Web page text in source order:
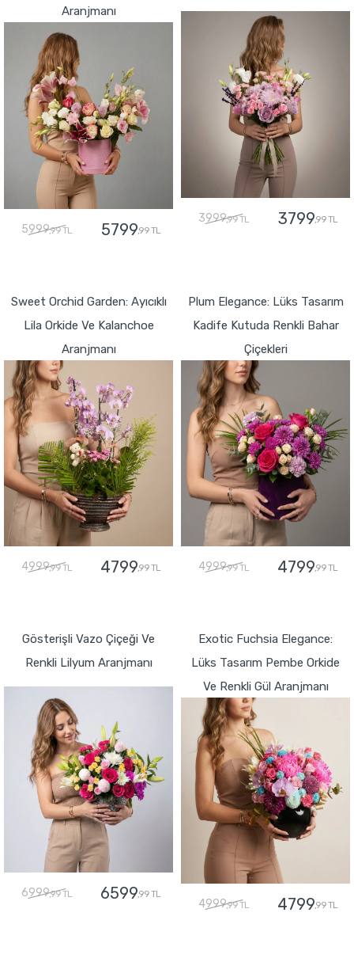
Aranjmanı
5999,99 TL 5799,99 TL
3999,99 TL 3799,99 TL
Sweet Orchid Garden: Ayıcıklı
Lila Orkide Ve Kalanchoe
Aranjmanı
4999,99 TL 4799,99 TL
Plum Elegance: Lüks Tasarım
Kadife Kutuda Renkli Bahar
Çiçekleri
4999,99 TL 4799,99 TL
Gösterişli Vazo Çiçeği Ve
Renkli Lilyum Aranjmanı
6999,99 TL 6599,99 TL
Exotic Fuchsia Elegance:
Lüks Tasarım Pembe Orkide
Ve Renkli Gül Aranjmanı
4999,99 TL 4799,99 TL